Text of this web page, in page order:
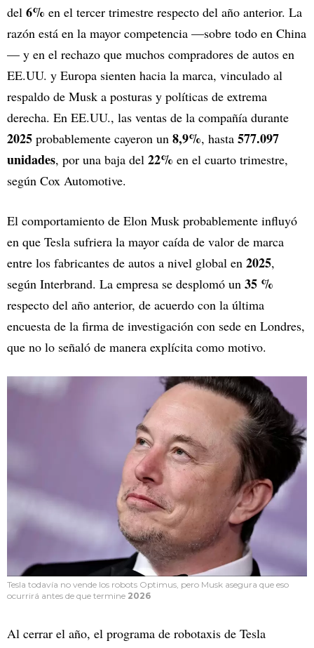
del 6% en el tercer trimestre respecto del año anterior. La
razón está en la mayor competencia —sobre todo en China
— y en el rechazo que muchos compradores de autos en
EE.UU. y Europa sienten hacia la marca, vinculado al
respaldo de Musk a posturas y políticas de extrema
derecha. En EE.UU., las ventas de la compañía durante
2025 probablemente cayeron un 8,9%, hasta 577.097
unidades, por una baja del 22% en el cuarto trimestre,
según Cox Automotive.
El comportamiento de Elon Musk probablemente influyó
en que Tesla sufriera la mayor caída de valor de marca
entre los fabricantes de autos a nivel global en 2025,
según Interbrand. La empresa se desplomó un 35 %
respecto del año anterior, de acuerdo con la última
encuesta de la firma de investigación con sede en Londres,
que no lo señaló de manera explícita como motivo.
Tesla todavía no vende los robots Optimus, pero Musk asegura que eso
ocurrirá antes de que termine 2026
Al cerrar el año, el programa de robotaxis de Tesla